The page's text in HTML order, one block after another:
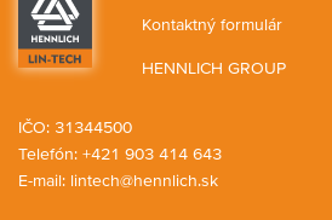
Kontaktný formulár
HENNLICH GROUP
IČO: 31344500
Telefón: +421 903 414 643
E-mail: lintech@hennlich.sk